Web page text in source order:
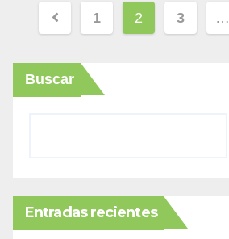
Paginación
entradas
1 2 3 …
Buscar
Entradas recientes